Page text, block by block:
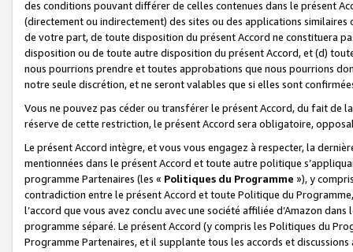
des conditions pouvant différer de celles contenues dans le présent
(directement ou indirectement) des sites ou des applications
de votre part, de toute disposition du présent Accord ne constituera
disposition ou de toute autre disposition du présent Accord, et (d)
nous pourrions prendre et toutes approbations que nous pourrions
notre seule discrétion, et ne seront valables que si elles sont
Vous ne pouvez pas céder ou transférer le présent Accord, du fait de
réserve de cette restriction, le présent Accord sera obligatoire,
Le présent Accord intègre, et vous vous engagez à respecter, la
mentionnées dans le présent Accord et toute autre politique
programme Partenaires (les « Politiques du Programme »), y
contradiction entre le présent Accord et toute Politique du
l’accord que vous avez conclu avec une société affiliée d’Amazon
programme séparé. Le présent Accord (y compris les Politiques du
Programme Partenaires, et il supplante tous les accords et discussions